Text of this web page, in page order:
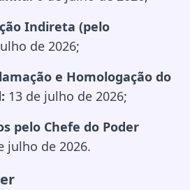
Indireta (pelo
de 2026;
e Homologação do
13 de julho de 2026;
pelo Chefe do Poder
julho de 2026.